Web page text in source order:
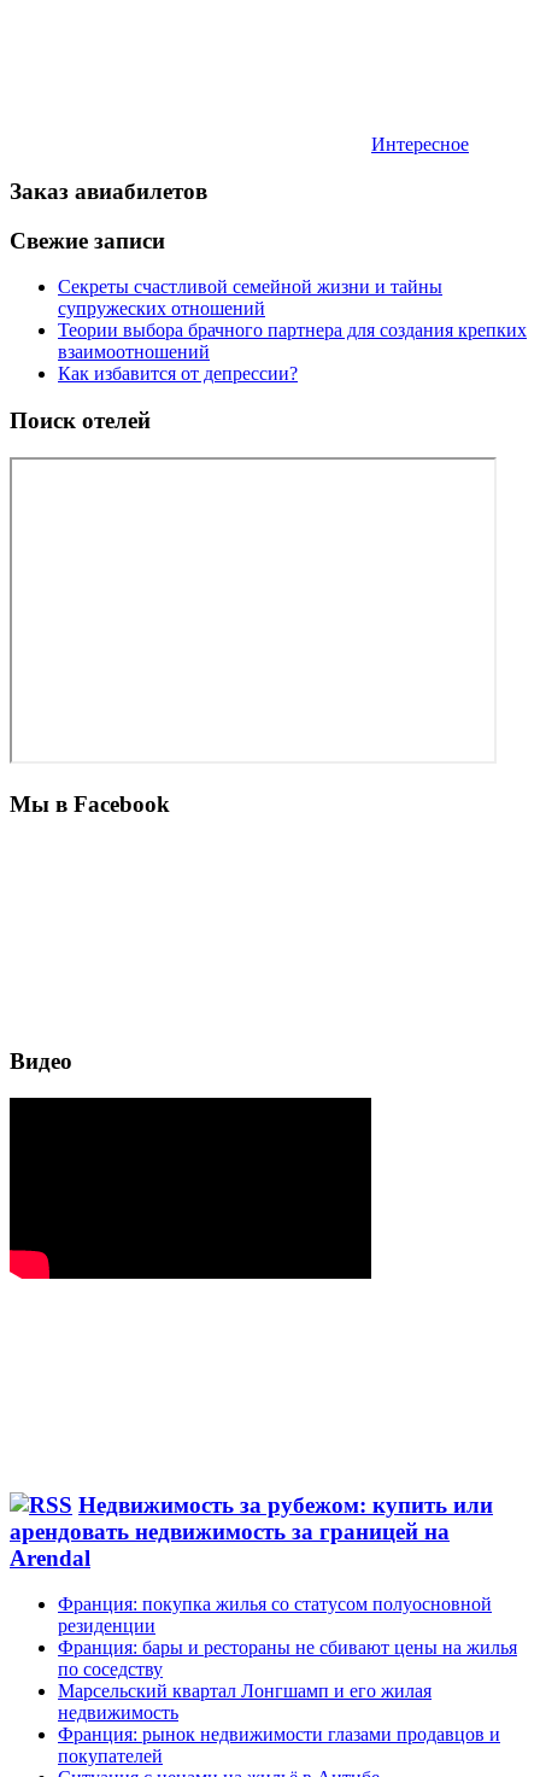
Интересное
Заказ авиабилетов
Свежие записи
Секреты счастливой семейной жизни и тайны
супружеских отношений
Теории выбора брачного партнера для создания крепких
взаимоотношений
Как избавится от депрессии?
Поиск отелей
Мы в Facebook
Видео
Недвижимость за рубежом: купить или
арендовать недвижимость за границей на
Arendal
Франция: покупка жилья со статусом полуосновной
резиденции
Франция: бары и рестораны не сбивают цены на жилья
по соседству
Марсельский квартал Лонгшамп и его жилая
недвижимость
Франция: рынок недвижимости глазами продавцов и
покупателей